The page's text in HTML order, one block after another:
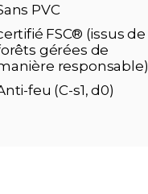
PVC
FSC® (issus de
gérées de
responsable)
feu (C-s1, d0)